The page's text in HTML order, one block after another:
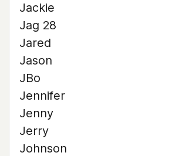
Jackie
Jag 28
Jared
Jason
JBo
Jennifer
Jenny
Jerry
Johnson